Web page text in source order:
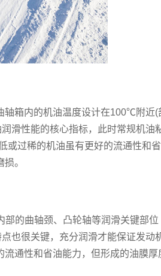
箱内的机油温度设计在100℃附近(
滑性能的核心指标，此时常规机油
或过稀的机油虽有更好的流通性和省
。
的曲轴颈、凸轮轴等润滑关键部位
也很关键，充分润滑才能保证发动
通性和省油能力，但形成的油膜厚